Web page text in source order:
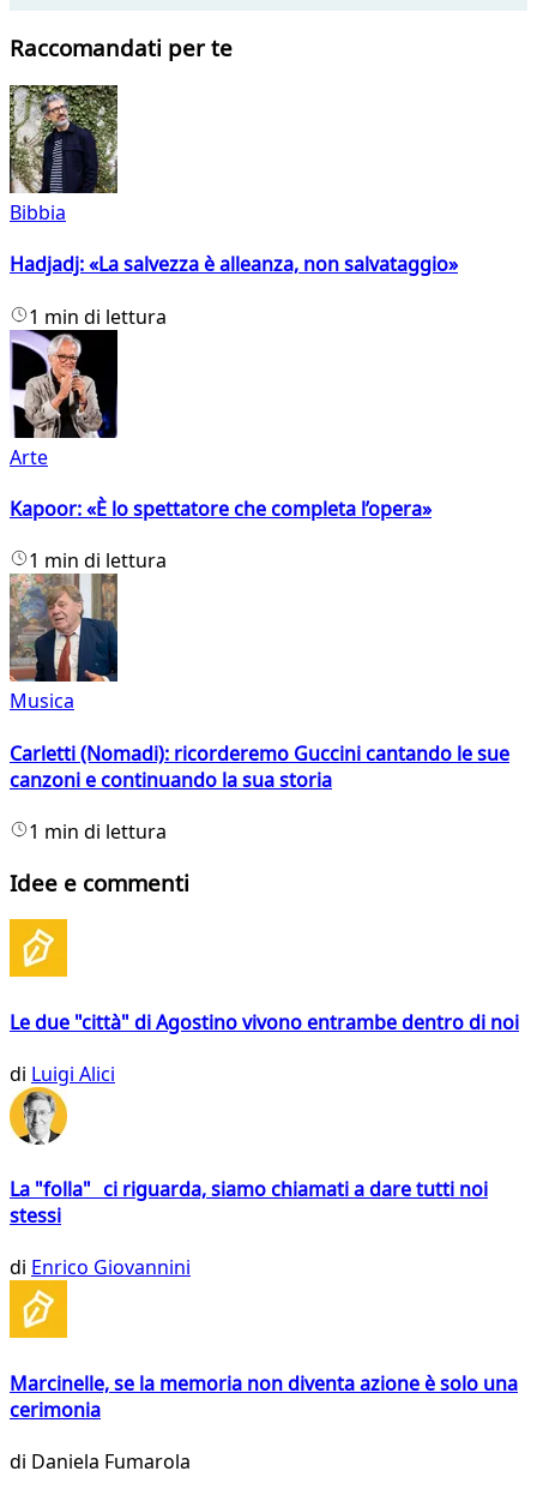
Raccomandati per te
Bibbia
Hadjadj: «La salvezza è alleanza, non salvataggio»
1 min di lettura
Arte
Kapoor: «È lo spettatore che completa l’opera»
1 min di lettura
Musica
Carletti (Nomadi): ricorderemo Guccini cantando le sue
canzoni e continuando la sua storia
1 min di lettura
Idee e commenti
Le due "città" di Agostino vivono entrambe dentro di noi
di Luigi Alici
La "folla" ci riguarda, siamo chiamati a dare tutti noi
stessi
di Enrico Giovannini
Marcinelle, se la memoria non diventa azione è solo una
cerimonia
di Daniela Fumarola